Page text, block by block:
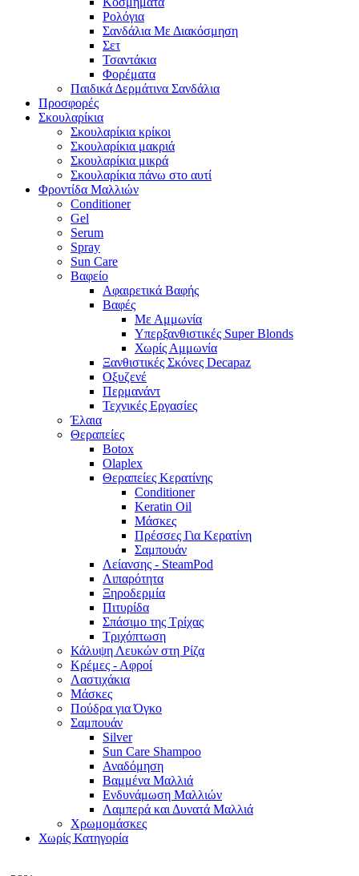
Ρολόγια
Σανδάλια Με Διακόσμηση
Σετ
Τσαντάκια
Φορέματα
Παιδικά Δερμάτινα Σανδάλια
Προσφορές
Σκουλαρίκια
Σκουλαρίκια κρίκοι
Σκουλαρίκια μακριά
Σκουλαρίκια μικρά
Σκουλαρίκια πάνω στο αυτί
Φροντίδα Μαλλιών
Conditioner
Gel
Serum
Spray
Sun Care
Βαφείο
Αφαιρετικά Βαφής
Βαφές
Με Αμμωνία
Υπερξανθιστικές Super Blonds
Χωρίς Αμμωνία
Ξανθιστικές Σκόνες Decapaz
Οξυζενέ
Περμανάντ
Τεχνικές Εργασίες
Έλαια
Θεραπείες
Botox
Olaplex
Θεραπείες Κερατίνης
Conditioner
Keratin Oil
Μάσκες
Πρέσσες Για Κερατίνη
Σαμπουάν
Λείανσης - SteamPod
Λιπαρότητα
Ξηροδερμία
Πιτυρίδα
Σπάσιμο της Τρίχας
Τριχόπτωση
Κάλυψη Λευκών στη Ρίζα
Κρέμες - Αφροί
Λαστιχάκια
Μάσκες
Πούδρα για Όγκο
Σαμπουάν
Silver
Sun Care Shampoo
Αναδόμηση
Βαμμένα Μαλλιά
Ενδυνάμωση Μαλλιών
Λαμπερά και Δυνατά Μαλλιά
Χρωμομάσκες
Χωρίς Κατηγορία